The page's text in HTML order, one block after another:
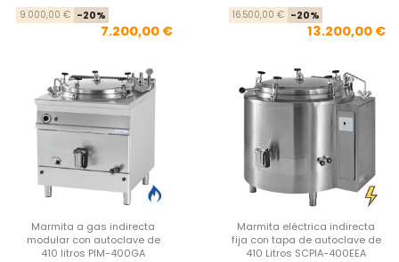
Precio base
9.000,00 € -20%
7.200,00 €
16.500,00 € -20%
13.200,00 €
Marmita a gas indirecta
modular con autoclave de
410 litros PIM-400GA
Marmita eléctrica indirecta
fija con tapa de autoclave de
410 Litros SCPIA-400EEA